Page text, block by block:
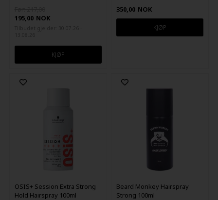
195,00 NOK
350,00 NOK
OSIS+ Session Extra Strong
Hold Hairspray 100ml
Beard Monkey Hairspray
Strong 100ml